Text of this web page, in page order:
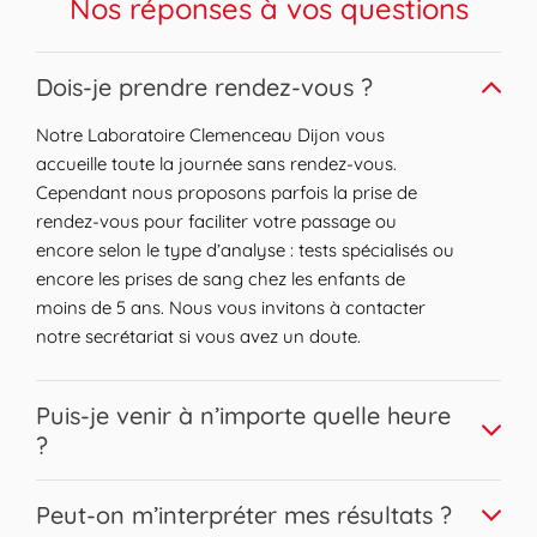
Nos réponses à vos questions
Dois-je prendre rendez-vous ?
Expand or collapse answer
Notre Laboratoire Clemenceau Dijon vous
accueille toute la journée sans rendez-vous.
Cependant nous proposons parfois la prise de
rendez-vous pour faciliter votre passage ou
encore selon le type d’analyse : tests spécialisés ou
encore les prises de sang chez les enfants de
moins de 5 ans. Nous vous invitons à contacter
notre secrétariat si vous avez un doute.
Puis-je venir à n’importe quelle heure
?
Expand or collapse answer
Les prises de sang peuvent être réalisées pour la
Peut-on m’interpréter mes résultats ?
Expand or collapse answer